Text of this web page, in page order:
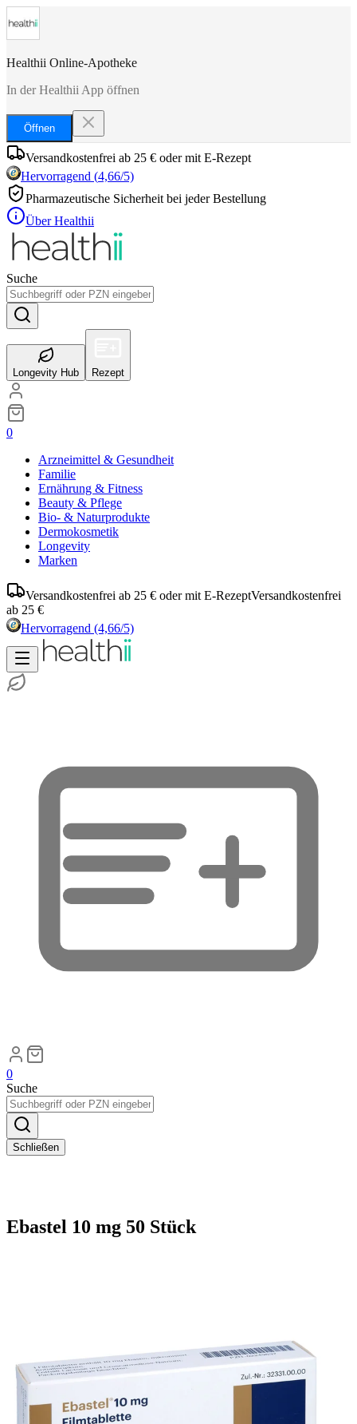
Healthii Online-Apotheke
In der Healthii App öffnen
Öffnen
Versandkostenfrei ab 25 € oder mit E-Rezept
Hervorragend (4,66/5)
Pharmazeutische Sicherheit bei jeder Bestellung
Über Healthii
Suche
Longevity Hub Rezept
0
Arzneimittel & Gesundheit
Familie
Ernährung & Fitness
Beauty & Pflege
Bio- & Naturprodukte
Dermokosmetik
Longevity
Marken
Versandkostenfrei ab 25 € oder mit E-RezeptVersandkostenfrei
ab 25 €
Hervorragend (4,66/5)
0
Suche
Schließen
Ebastel 10 mg 50 Stück